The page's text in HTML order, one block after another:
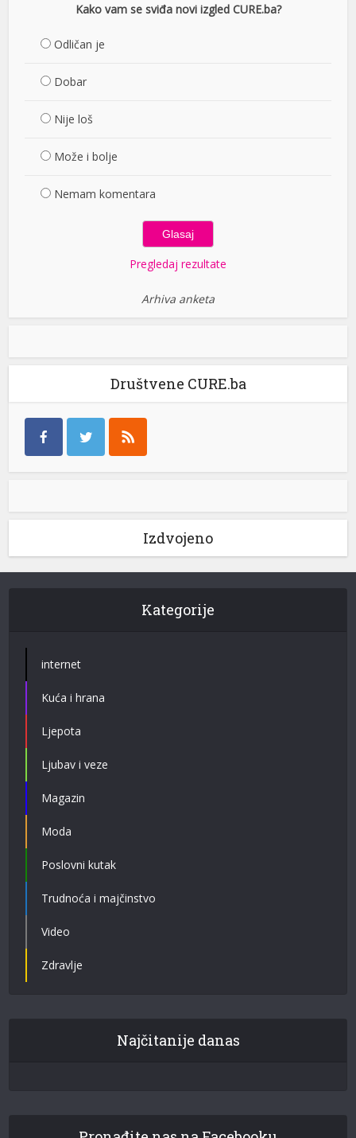
Kako vam se sviđa novi izgled CURE.ba?
Odličan je
Dobar
Nije loš
Može i bolje
Nemam komentara
Pregledaj rezultate
Arhiva anketa
Društvene CURE.ba
Izdvojeno
Kategorije
internet
Kuća i hrana
Ljepota
Ljubav i veze
Magazin
Moda
Poslovni kutak
Trudnoća i majčinstvo
Video
Zdravlje
Najčitanije danas